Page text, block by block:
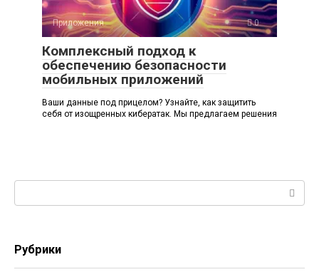
Приложения 0
Комплексный подход к
обеспечению безопасности
мобильных приложений
Ваши данные под прицелом? Узнайте, как защитить
себя от изощренных кибератак. Мы предлагаем решения
Рубрики